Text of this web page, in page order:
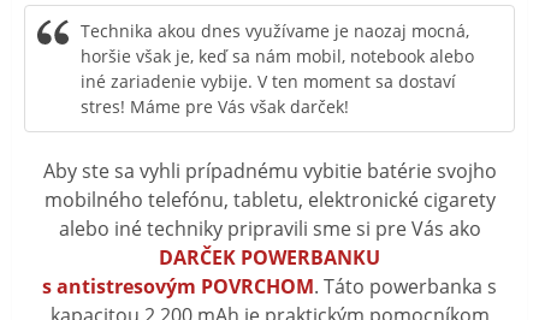
Technika akou dnes využívame je naozaj mocná,
horšie však je, keď sa nám mobil, notebook alebo
iné zariadenie vybije. V ten moment sa dostaví
stres! Máme pre Vás však darček!
Aby ste sa vyhli prípadnému vybitie batérie svojho
mobilného telefónu, tabletu, elektronické cigarety
alebo iné techniky pripravili sme si pre Vás ako
DARČEK POWERBANKU
s antistresovým POVRCHOM. Táto powerbanka s